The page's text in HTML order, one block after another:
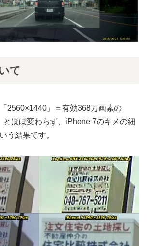
て
2560×1440」＝有効368万画素の
とほぼ変わらず、iPhone 7のキメの細
う結果です。